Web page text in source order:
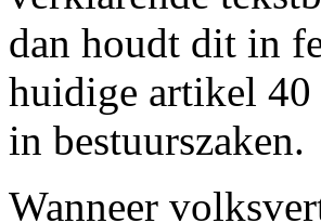
dan houdt dit in
huidige artikel 40
in bestuurszaken.
Wanneer